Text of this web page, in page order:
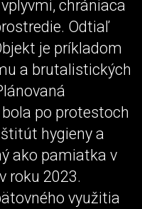
chrániaca
Odtiaľ
je príkladom
a brutalistických
po protestoch
hygieny a
ako pamiatka v
roku 2023.
využitia